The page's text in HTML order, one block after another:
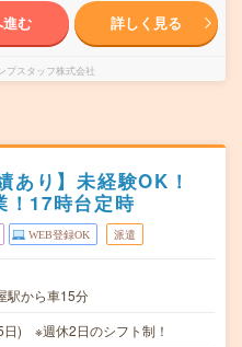
む 詳しく見る
プスタッフ株式会社
あり】未経験OK！
！17時台定時
WEB登録OK 派遣
駅から車15分
日) ※週休2日のシフト制！